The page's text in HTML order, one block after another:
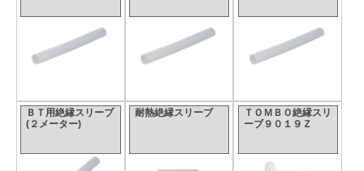
ＢＴ用絶縁スリーブ
(２メーター)
耐熱絶縁スリーブ
ＴＯＭＢＯ絶縁スリ
ーブ９０１９Ｚ